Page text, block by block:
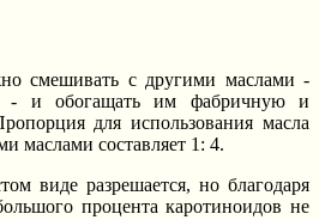
смешивать с другими маслами -
- и обогащать им фабричную и
для использования масла
маслами составляет 1: 4.
виде разрешается, но благодаря
процента каротиноидов не